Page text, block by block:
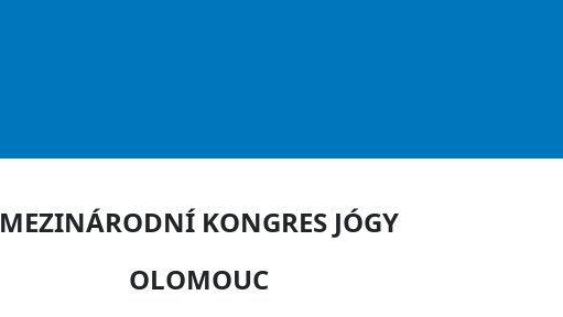
MEZINÁRODNÍ KONGRES JÓGY
OLOMOUC